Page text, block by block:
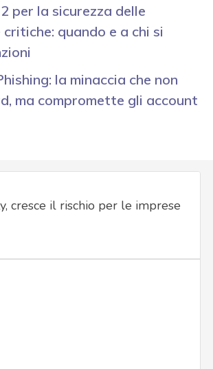
per la sicurezza delle
quando e a chi si
la minaccia che non
ma compromette gli account
cresce il rischio per le imprese